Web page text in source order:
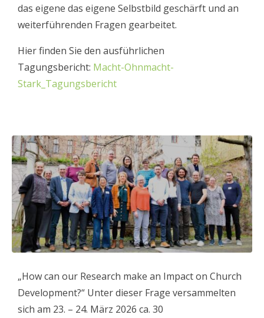
das eigene das eigene Selbstbild geschärft und an
weiterführenden Fragen gearbeitet.
Hier finden Sie den ausführlichen
Tagungsbericht: Macht-Ohnmacht-
Stark_Tagungsbericht
„How can our Research make an Impact on Church
Development?“ Unter dieser Frage versammelten
sich am 23. – 24. März 2026 ca. 30